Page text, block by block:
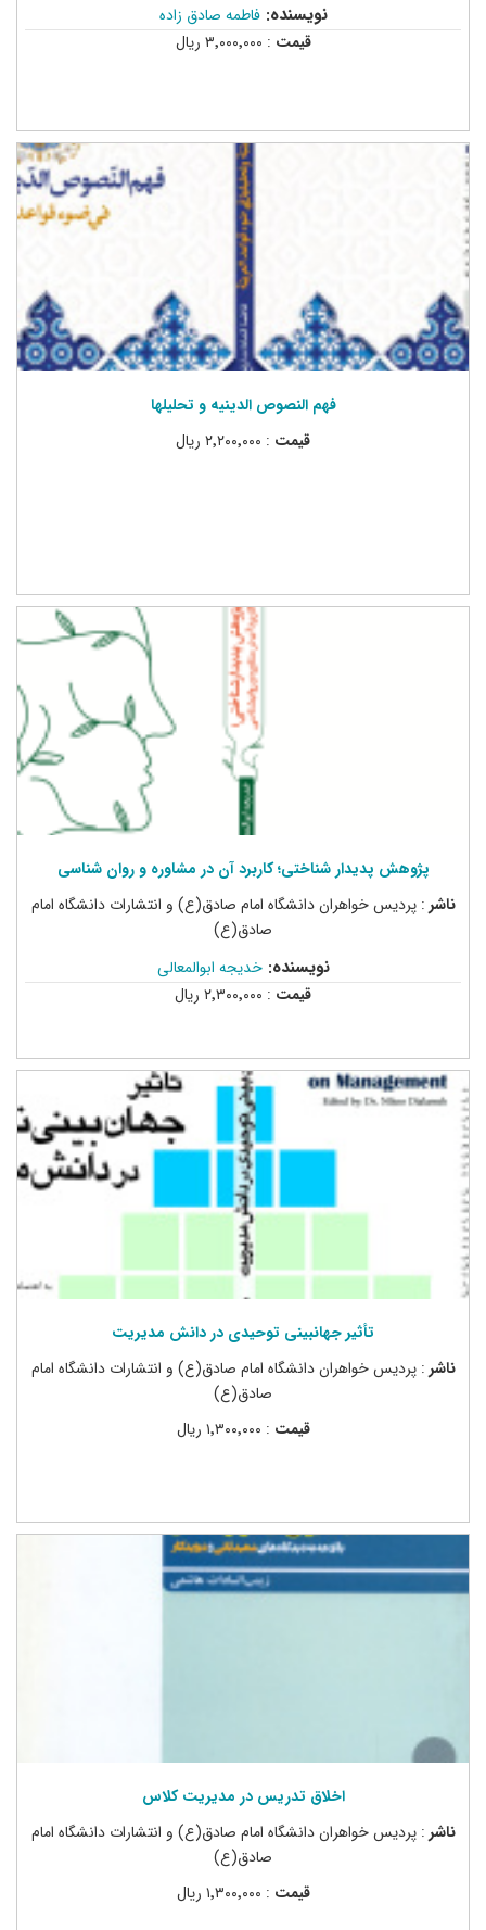
نویسنده:فاطمه صادق زاده
قیمت : ۳٬۰۰۰٬۰۰۰ ریال
فهم النصوص الدینیه و تحلیلها
قیمت : ۲٬۲۰۰٬۰۰۰ ریال
پژوهش پدیدار شناختی؛ کاربرد آن در مشاوره و روان شناسی
ناشر : پردیس خواهران دانشگاه امام صادق(ع) و انتشارات دانشگاه امام
صادق(ع)
نویسنده:خدیجه ابوالمعالی
قیمت : ۲٬۳۰۰٬۰۰۰ ریال
تأثیر جهان‏بینی توحیدی در دانش مدیریت
ناشر : پردیس خواهران دانشگاه امام صادق(ع) و انتشارات دانشگاه امام
صادق(ع)
قیمت : ۱٬۳۰۰٬۰۰۰ ریال
اخلاق تدریس در مدیریت کلاس
ناشر : پردیس خواهران دانشگاه امام صادق(ع) و انتشارات دانشگاه امام
صادق(ع)
قیمت : ۱٬۳۰۰٬۰۰۰ ریال